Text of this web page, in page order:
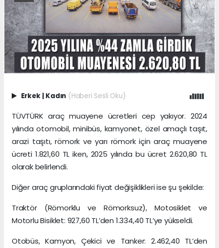
Erkek Kadın (Haberi Sesli Oku)
TÜVTÜRK araç muayene ücretleri cep yakıyor. 2024
yılında otomobil, minibüs, kamyonet, özel amaçlı taşıt,
arazi taşıtı, römork ve yarı römork için araç muayene
ücreti 1.821,60 TL iken, 2025 yılında bu ücret 2.620,80 TL
olarak belirlendi.
Diğer araç gruplarındaki fiyat değişiklikleri ise şu şekilde:
Traktör (Römorklu ve Römorksuz), Motosiklet ve
Motorlu Bisiklet: 927,60 TL’den 1.334,40 TL’ye yükseldi.
Otobüs, Kamyon, Çekici ve Tanker: 2.462,40 TL’den